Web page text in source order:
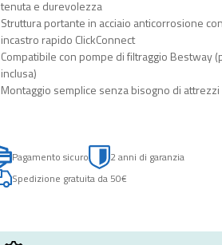
tenuta e durevolezza
Struttura portante in acciaio anticorrosione
incastro rapido ClickConnect
Compatibile con pompe di filtraggio Bestway
inclusa)
Montaggio semplice senza bisogno di attrezzi
Pagamento sicuro
2 anni di garanzia
Spedizione gratuita da 50€